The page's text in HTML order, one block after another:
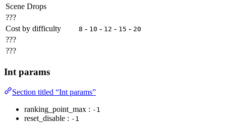
Scene Drops
???
Cost by difficulty
8 - 10 - 12 - 15 - 20
???
???
Int params
Section titled “Int params”
ranking_point_max : -1
reset_disable : -1